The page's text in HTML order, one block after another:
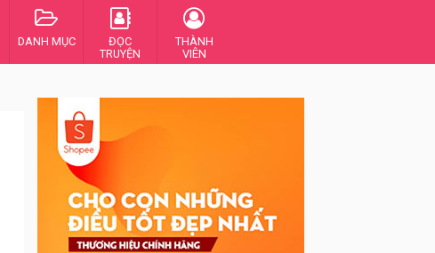
DANH MỤC
ĐỌC
TRUYỆN
THÀNH
VIÊN